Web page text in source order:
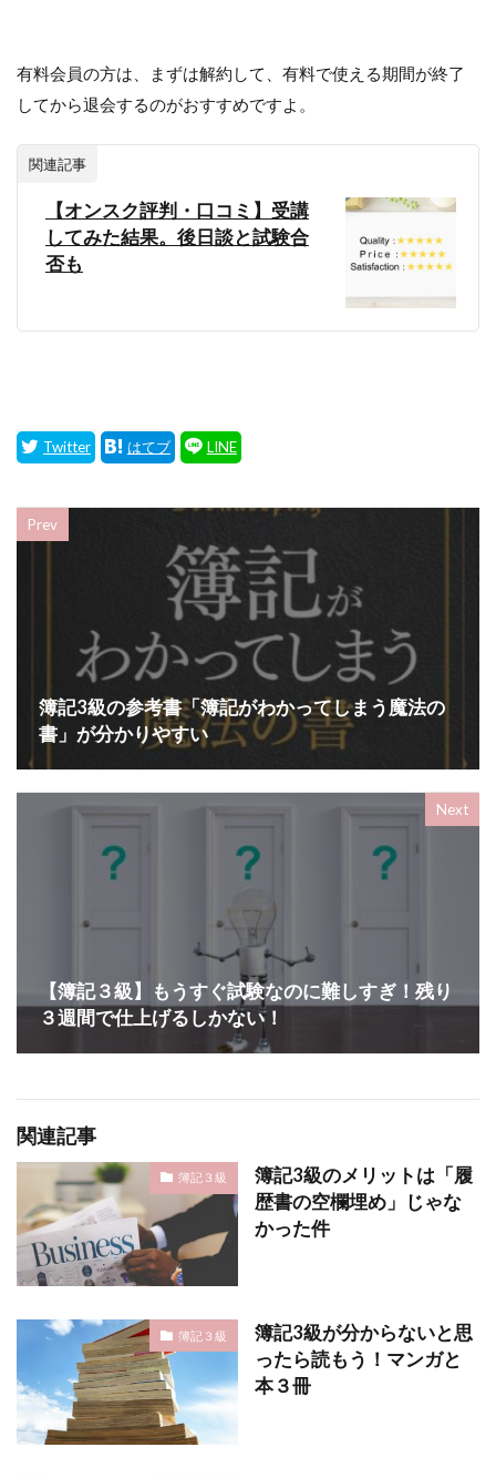
有料会員の方は、まずは解約して、有料で使える期間が終了
してから退会するのがおすすめですよ。
関連記事
【オンスク評判・口コミ】受講
してみた結果。後日談と試験合
否も
Prev
簿記3級の参考書「簿記がわかってしまう魔法の
書」が分かりやすい
Next
【簿記３級】もうすぐ試験なのに難しすぎ！残り
３週間で仕上げるしかない！
関連記事
簿記３級
簿記3級のメリットは「履
歴書の空欄埋め」じゃな
かった件
簿記３級
簿記3級が分からないと思
ったら読もう！マンガと
本３冊